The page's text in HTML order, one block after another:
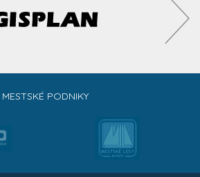
MESTSKÉ PODNIKY